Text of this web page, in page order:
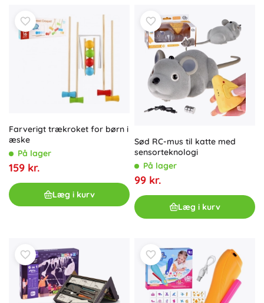
Farverigt trækroket for børn i
æske
På lager
159 kr.
Læg i kurv
Sød RC-mus til katte med
sensorteknologi
På lager
99 kr.
Læg i kurv